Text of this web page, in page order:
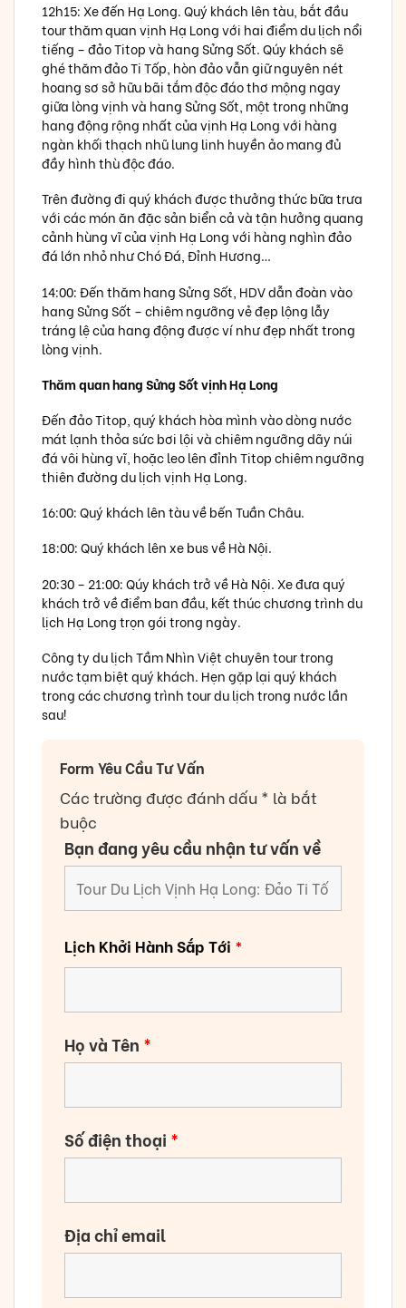
12h15: Xe đến Hạ Long. Quý khách lên tàu, bắt đầu
tour thăm quan vịnh Hạ Long với hai điểm du lịch nổi
tiếng – đảo Titop và hang Sửng Sốt. Qúy khách sẽ
ghé thăm đảo Ti Tốp, hòn đảo vẫn giữ nguyên nét
hoang sơ sở hữu bãi tắm độc đáo thơ mộng ngay
giữa lòng vịnh và hang Sửng Sốt, một trong những
hang động rộng nhất của vịnh Hạ Long với hàng
ngàn khối thạch nhũ lung linh huyền ảo mang đủ
đầy hình thù độc đáo.
Trên đường đi quý khách được thưởng thức bữa trưa
với các món ăn đặc sản biển cả và tận hưởng quang
cảnh hùng vĩ của vịnh Hạ Long với hàng nghìn đảo
đá lớn nhỏ như Chó Đá, Đỉnh Hương…
14:00: Đến thăm hang Sửng Sốt, HDV dẫn đoàn vào
hang Sửng Sốt – chiêm ngưỡng vẻ đẹp lộng lẫy
tráng lệ của hang động được ví như đẹp nhất trong
lòng vịnh.
Thăm quan hang Sửng Sốt vịnh Hạ Long
Đến đảo Titop, quý khách hòa mình vào dòng nước
mát lạnh thỏa sức bơi lội và chiêm ngưỡng dãy núi
đá vôi hùng vĩ, hoặc leo lên đỉnh Titop chiêm ngưỡng
thiên đường du lịch vịnh Hạ Long.
16:00: Quý khách lên tàu về bến Tuần Châu.
18:00: Quý khách lên xe bus về Hà Nội.
20:30 – 21:00: Qúy khách trở về Hà Nội. Xe đưa quý
khách trở về điểm ban đầu, kết thúc chương trình du
lịch Hạ Long trọn gói trong ngày.
Công ty du lịch Tầm Nhìn Việt chuyên tour trong
nước tạm biệt quý khách. Hẹn gặp lại quý khách
trong các chương trình tour du lịch trong nước lần
sau!
Form Yêu Cầu Tư Vấn
Các trường được đánh dấu * là bắt
buộc
Bạn đang yêu cầu nhận tư vấn về
Lịch Khởi Hành Sắp Tới *
Họ và Tên *
Số điện thoại *
Địa chỉ email